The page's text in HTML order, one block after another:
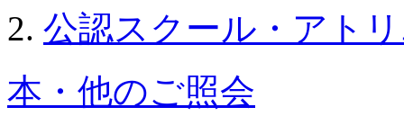
公認スクール・アト
本・他のご照会